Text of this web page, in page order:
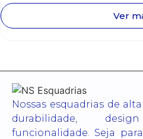
Ver
Nossas esquadrias de
durabilidade,
funcionalidade. Seja